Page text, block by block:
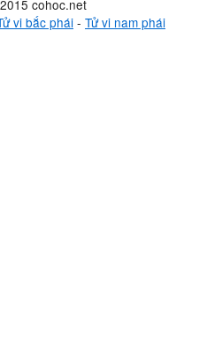
cohoc.net
vi bắc phái- Tử vi nam phái